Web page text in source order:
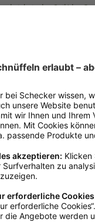
nicht in das Seil/den
Wenn Sie Ihren
Greifen Sie nicht in
andere Personen oder
sollten die flexi
verkauf@nobby.de,